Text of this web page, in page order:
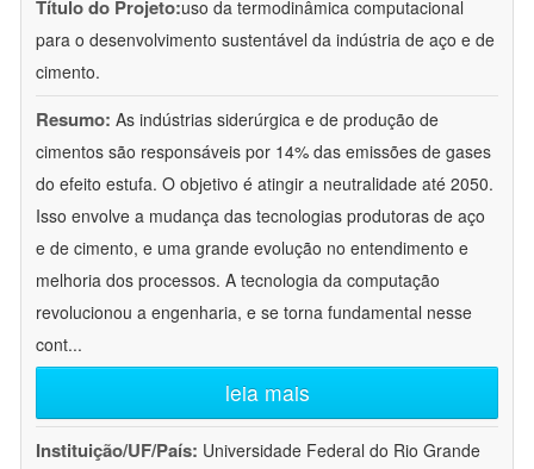
Título do Projeto:uso da termodinâmica computacional
para o desenvolvimento sustentável da indústria de aço e de
cimento.
Resumo: As indústrias siderúrgica e de produção de
cimentos são responsáveis por 14% das emissões de gases
do efeito estufa. O objetivo é atingir a neutralidade até 2050.
Isso envolve a mudança das tecnologias produtoras de aço
e de cimento, e uma grande evolução no entendimento e
melhoria dos processos. A tecnologia da computação
revolucionou a engenharia, e se torna fundamental nesse
cont...
leia mais
Instituição/UF/País: Universidade Federal do Rio Grande